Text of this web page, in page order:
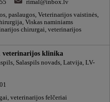
rimal@inbox.lv
paslaugos, Veterinarijos vaistinės,
Viskas naminiams
chirurgai, veterinarijos
veterinarijos klinika
Salaspils novads, Latvija, LV-
veterinarijos felčeriai